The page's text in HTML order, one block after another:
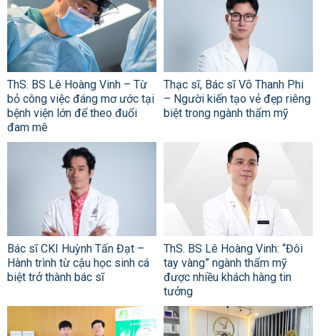
ThS. BS Lê Hoàng Vinh – Từ
bỏ công việc đáng mơ ước tại
bệnh viện lớn để theo đuổi
đam mê
Thạc sĩ, Bác sĩ Võ Thanh Phi
– Người kiến tạo vẻ đẹp riêng
biệt trong ngành thẩm mỹ
Bác sĩ CKI Huỳnh Tấn Đạt –
Hành trình từ cậu học sinh cá
biệt trở thành bác sĩ
ThS. BS Lê Hoàng Vinh: “Đôi
tay vàng” ngành thẩm mỹ
được nhiều khách hàng tin
tưởng